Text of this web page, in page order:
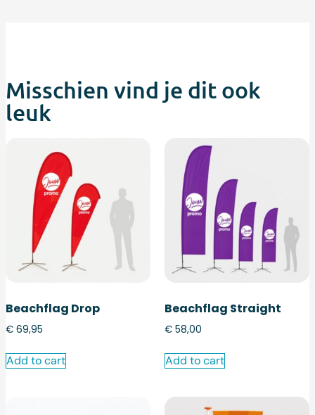
Misschien vind je dit ook
leuk
Beachflag Drop
€ 69,95
Add to cart
Beachflag Straight
€ 58,00
Add to cart